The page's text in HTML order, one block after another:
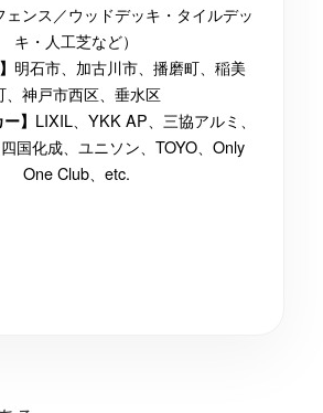
ェンス／ウッドデッキ・タイルデッ
キ・人工芝など）
明石市、加古川市、播磨町、稲美
、神戸市西区、垂水区
】 LIXIL、YKK AP、三協アルミ、
国化成、ユニソン、TOYO、Only
One Club、etc.